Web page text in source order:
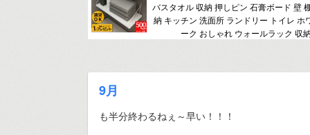
バスタオル 収納 押しピン 石膏ボード 壁
納 キッチン 洗面所 ランドリー トイレ ホ
ーク おしゃれ ウォールラック 収
9月
も半分終わるねぇ～早い！！！